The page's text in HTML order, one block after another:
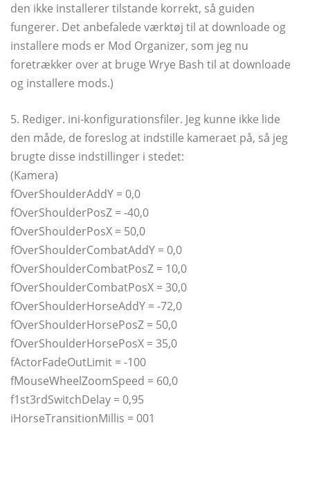
den ikke installerer tilstande korrekt, så guiden
fungerer. Det anbefalede værktøj til at downloade og
installere mods er Mod Organizer, som jeg nu
foretrækker over at bruge Wrye Bash til at downloade
og installere mods.)
5. Rediger. ini-konfigurationsfiler. Jeg kunne ikke lide
den måde, de foreslog at indstille kameraet på, så jeg
brugte disse indstillinger i stedet:
(Kamera)
fOverShoulderAddY = 0,0
fOverShoulderPosZ = -40,0
fOverShoulderPosX = 50,0
fOverShoulderCombatAddY = 0,0
fOverShoulderCombatPosZ = 10,0
fOverShoulderCombatPosX = 30,0
fOverShoulderHorseAddY = -72,0
fOverShoulderHorsePosZ = 50,0
fOverShoulderHorsePosX = 35,0
fActorFadeOutLimit = -100
fMouseWheelZoomSpeed ​​= 60,0
f1st3rdSwitchDelay = 0,95
iHorseTransitionMillis = 001